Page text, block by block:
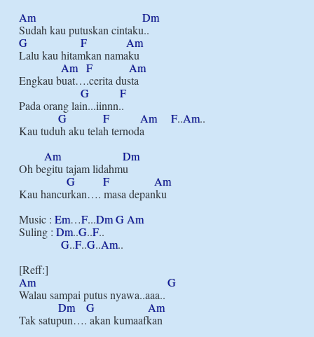
Am
Dm
G
F
Am
Lalu kau hitamkan namaku
Am F
Am
Engkau buat….cerita dusta
G
F
Pada orang lain...iinnn..
G
F Am F..Am..
Kau tuduh aku telah ternoda
Am
Dm
Oh begitu tajam lidahmu
G
F
Am
Kau hancurkan…. masa depanku
Music : Em…F...DmG Am
Suling : Dm..G..F..
G..F..G..Am..
Am
G
Walau sampai putus nyawa..aaa..
Dm
G
Am
Tak satupun…. akan kumaafkan